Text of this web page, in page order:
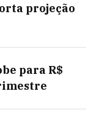
projeção
para R$